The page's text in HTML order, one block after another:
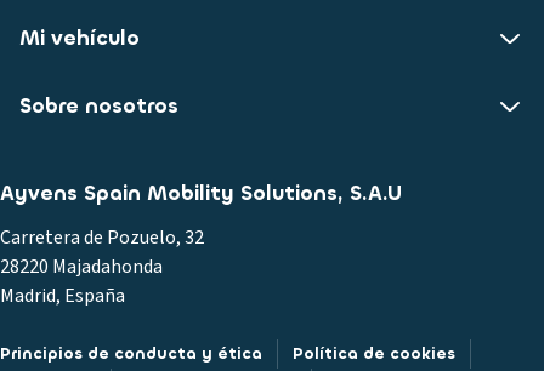
Mi vehículo
Sobre nosotros
Ayvens Spain Mobility Solutions, S.A.U
Carretera de Pozuelo, 32
28220 Majadahonda
Madrid, España
Principios de conducta y ética
Política de cookies